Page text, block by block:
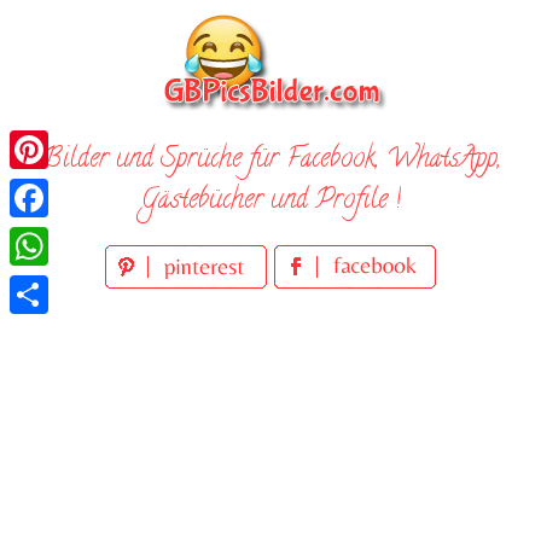
Bilder und Sprüche für Facebook, WhatsApp,
Gästebücher und Profile !
Pinterest
Facebook
WhatsApp